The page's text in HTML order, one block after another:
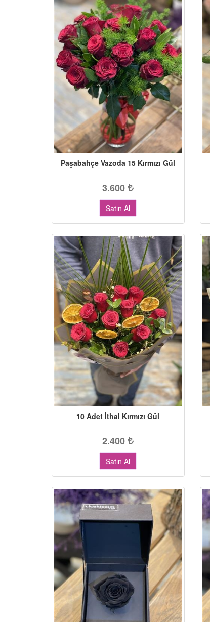
Paşabahçe Vazoda 15 Kırmızı Gül
3.600
Satın Al
10 Adet İthal Kırmızı Gül
2.400
Satın Al